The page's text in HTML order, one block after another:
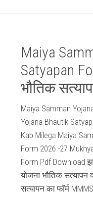
Maiya
Satyapan
भौतिक
Maiya Samman
Yojana Bhautik
Kab Milega Maiya
Form 2026 -27
Form Pdf Download
योजना भौतिक सत्यापन
सत्यापन का फॉर्म